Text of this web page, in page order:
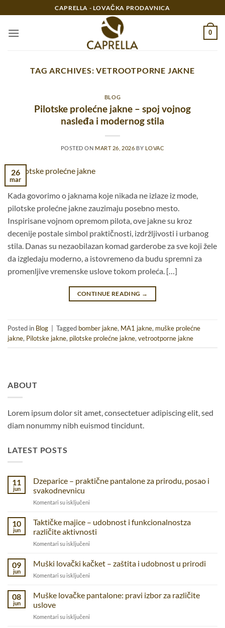
na
sadržaj
CAPRELLA - LOVAČKA PRODAVNICA
0
TAG ARCHIVES:VETROOTPORNE JAKNE
BLOG
Pilotske prolećne jakne – spoj vojnog
nasleđa i modernog stila
POSTED ON MART 26, 2026 BY LOVAC
26
mar
Kada govorimo o jaknama koje nikada ne izlaze iz mode,
pilotske prolećne jakne zauzimaju posebno mesto.
Inspirisane vojnom opremom pilota, ove jakne su kroz
decenije postale simbol praktičnosti, izdržljivosti i urbanog
stila. Danas su nezaobilazan komad garderobe za sve koji žele
da izgledaju moderno, a istovremeno da budu spremni za
promenljive vremenske uslove tokom proleća. […]
CONTINUE READING →
Posted in Blog Tagged bomber jakne, MA1 jakne, muške prolećne
jakne, Pilotske jakne, pilotske prolećne jakne,vetrootporne jakne
ABOUT
Lorem ipsum dolor sit amet, consectetuer adipiscing elit, sed
diam nonummy nibh euismod tincidunt.
LATEST POSTS
11
jun
Dzeparice – praktične pantalone za prirodu, posao i
svakodnevnicu
Komentari su isključeni
pantalone
posao
10
jun
Taktičke majice – udobnost i funkcionalnostza
različite aktivnosti
Komentari su isključeni
majice
funkcionalnostza
09
jun
Muški lovački kačket – zaštita i udobnost u prirodi
Komentari su isključeni
lovački
08
jun
Muške lovačke pantalone: pravi izbor za različite
uslove
Komentari su isključeni